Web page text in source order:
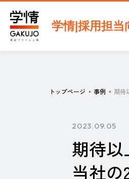
学情|採用担当
トップページ 事例
2023.09.05
期待以
当社の